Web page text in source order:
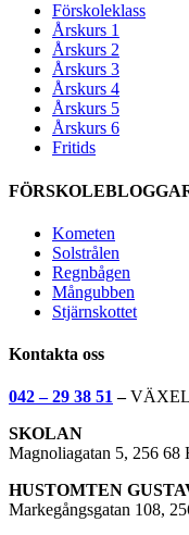
Förskoleklass
Årskurs 1
Årskurs 2
Årskurs 3
Årskurs 4
Årskurs 5
Årskurs 6
Fritids
Kometen
Solstrålen
Regnbågen
Mångubben
Stjärnskottet
Kontakta oss
042 – 29 38 51–VÄXEL
SKOLAN
Magnoliagatan 5, 256 68
HUSTOMTEN
Markegångsgatan 108,